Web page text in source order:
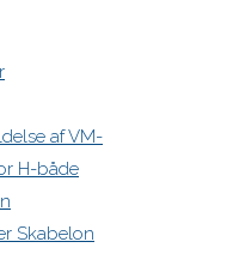
af VM-
H-både
Skabelon